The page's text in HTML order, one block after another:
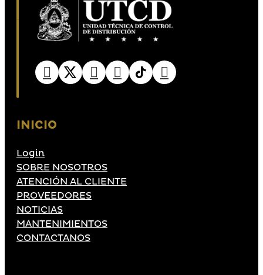
INICIO
Login
SOBRE NOSOTROS
ATENCIÓN AL CLIENTE
PROVEEDORES
NOTICIAS
MANTENIMIENTOS
CONTACTANOS